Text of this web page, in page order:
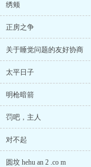
绣颊
正房之争
关于睡觉问题的友好协商
太平日子
明枪暗箭
罚吧，主人
对不起
圆坟 hehu an 2 .co m